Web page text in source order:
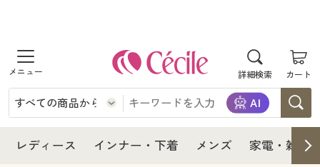
詳細検索 カート
商品を探す
レディース
インナー・下着
レディース インナー・下着 メンズ 家電・雑貨
レディース
レディース通販すべて
レディースファッション
インナー・下着
インナー・下着通販すべて
メンズ